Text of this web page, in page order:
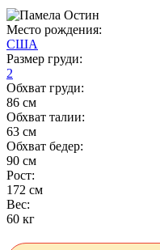
Место рождения:
США
Размер груди:
2
Обхват груди:
86 см
Обхват талии:
63 см
Обхват бедер:
90 см
Рост:
172 см
Вес:
60 кг